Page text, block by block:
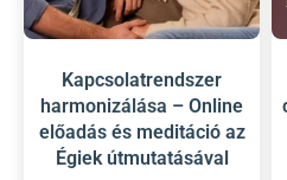
Kapcsolatrendszer
harmonizálása – Online
előadás és meditáció az
Égiek útmutatásával